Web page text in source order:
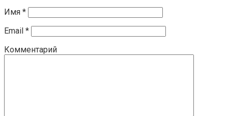
Имя *
Email *
Комментарий